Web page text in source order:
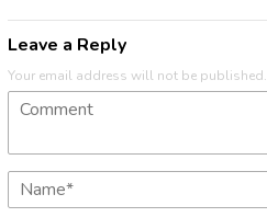
Leave a Reply
Your email address will not be published.